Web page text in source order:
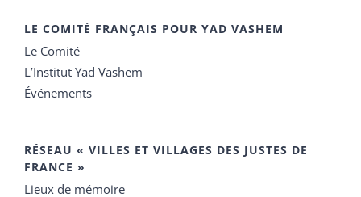
LE COMITÉ FRANÇAIS POUR YAD VASHEM
Le Comité
L’Institut Yad Vashem
Événements
RÉSEAU « VILLES ET VILLAGES DES JUSTES DE
FRANCE »
Lieux de mémoire